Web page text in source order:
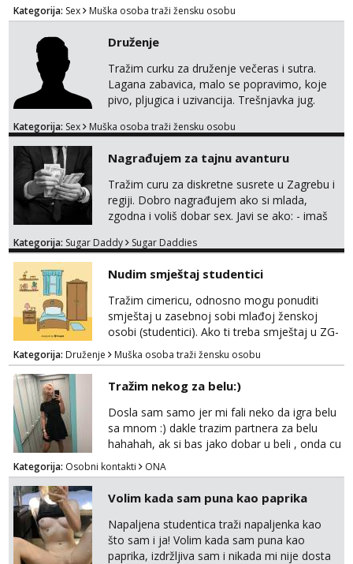
WhatsApp SMS poziv prednosti imaju starije
091 2504 794
Kategorija: Sex Muška osoba traži žensku osobu
Druženje
Tražim curku za druženje večeras i sutra.
Lagana zabavica, malo se popravimo, koje
pivo, pljugica i uzivancija. Trešnjavka jug.
thing of the past We're jammin' And I hope
Kategorija: Sex Muška osoba traži žensku osobu
Nagrađujem za tajnu avanturu
Tražim curu za diskretne susrete u Zagrebu i
regiji. Dobro nagrađujem ako si mlada,
zgodna i voliš dobar sex. Javi se ako: - imaš
kosu - se dobro ljubiš - si fleksibilna s
dostupna radnim danom (vikendi i noći su za
obitelj) - vodiš brigu o zdravlju i koristiš
zaštitu Ne javljajte se: - debele - frajeri i
paro...
Kategorija: Sugar Daddy Sugar Daddies
Nudim smještaj studentici
Tražim cimericu, odnosno mogu ponuditi
smještaj u zasebnoj sobi mlađoj ženskoj
osobi (studentici). Ako ti treba smještaj u ZG-
u, a ne želiš plaćati sobu i tako malo uštedjeti,
javi se na mail.
Kategorija: Druženje Muška osoba traži žensku osobu
Tražim nekog za belu:)
Dosla sam samo jer mi fali neko da igra belu
sa mnom :) dakle trazim partnera za belu
hahahah, ak si bas jako dobar u beli , onda cu
razmislit za dalje Klikni na link ispod i nadji me
tamo, cekam te!
Kategorija: Osobni kontakti ONA
Volim kada sam puna kao paprika
Napaljena studentica traži napaljenka kao
što sam i ja! Volim kada sam puna kao
paprika, izdržljiva sam i nikada mi nije dosta